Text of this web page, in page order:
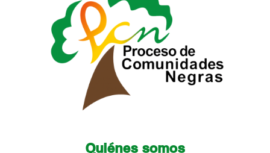
Quiénes somos